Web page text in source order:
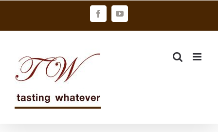
FacebookYouTube